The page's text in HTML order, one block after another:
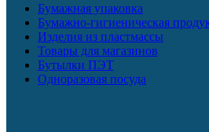
Бумажная упаковка
Бумажно-гигиеническая
Изделия из пластмассы
Товары для магазинов
Бутылки ПЭТ
Одноразовая посуда